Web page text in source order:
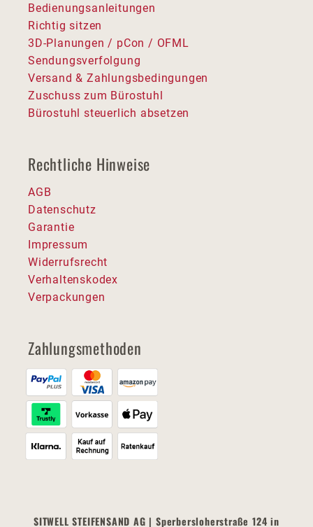
Bedienungsanleitungen
Richtig sitzen
3D-Planungen / pCon / OFML
Sendungsverfolgung
Versand & Zahlungsbedingungen
Zuschuss zum Bürostuhl
Bürostuhl steuerlich absetzen
Rechtliche Hinweise
AGB
Datenschutz
Garantie
Impressum
Widerrufsrecht
Verhaltenskodex
Verpackungen
Zahlungsmethoden
SITWELL STEIFENSAND AG | Sperbersloherstraße 124 in